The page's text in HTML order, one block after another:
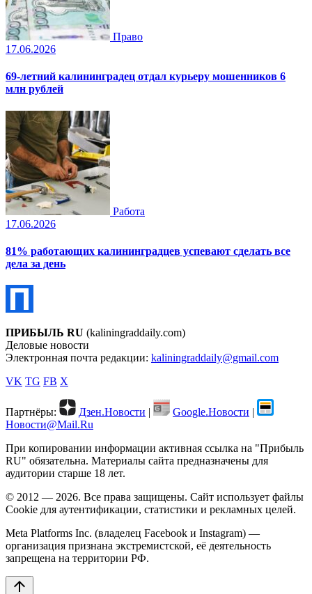
Право
17.06.2026
69-летний калининградец отдал курьеру мошенников 6
млн рублей
Работа
17.06.2026
81% работающих калининградцев успевают сделать все
дела за день
ПРИБЫЛЬ RU (kaliningraddaily.com)
Деловые новости
Электронная почта редакции: kaliningraddaily@gmail.com
VK TG FB X
Партнёры: Дзен.Новости | Google.Новости |
Новости@Mail.Ru
При копировании информации активная ссылка на "Прибыль
RU" обязательна. Материалы сайта предназначены для
аудитории старше 18 лет.
© 2012 — 2026. Все права защищены. Сайт использует файлы
Cookie для аутентификации, статистики и рекламных целей.
Meta Platforms Inc. (владелец Facebook и Instagram) —
организация признана экстремистской, её деятельность
запрещена на территории РФ.
arrow_upward